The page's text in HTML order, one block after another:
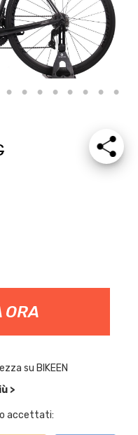
ORA
su BIKEEN
>
accettati: